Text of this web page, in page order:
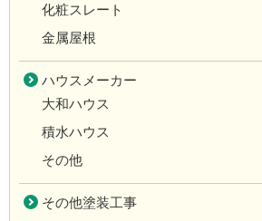
化粧スレート
金属屋根
ハウスメーカー
大和ハウス
積水ハウス
その他
その他塗装工事